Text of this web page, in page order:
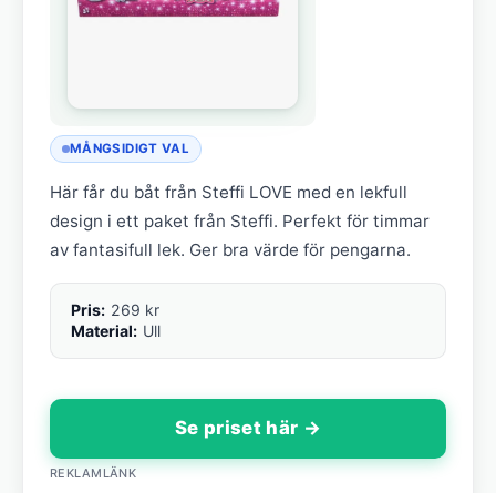
MÅNGSIDIGT VAL
Här får du båt från Steffi LOVE med en lekfull
design i ett paket från Steffi. Perfekt för timmar
av fantasifull lek. Ger bra värde för pengarna.
Pris: 269 kr
Material: Ull
Se priset här →
REKLAMLÄNK